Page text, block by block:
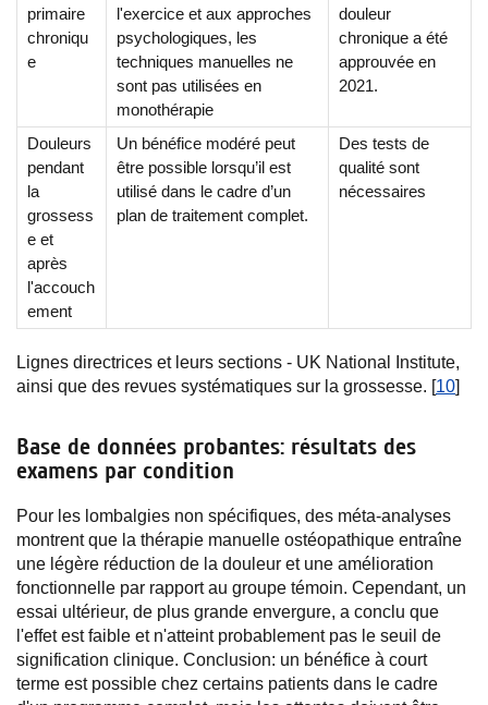
primaire
chroniqu
e
l'exercice et aux approches
psychologiques, les
techniques manuelles ne
sont pas utilisées en
monothérapie
douleur
chronique a été
approuvée en
2021.
Douleurs
pendant
la
grossess
e et
après
l'accouch
ement
Un bénéfice modéré peut
être possible lorsqu’il est
utilisé dans le cadre d’un
plan de traitement complet.
Des tests de
qualité sont
nécessaires
Lignes directrices et leurs sections - UK National Institute,
ainsi que des revues systématiques sur la grossesse. [10]
Base de données probantes: résultats des
examens par condition
Pour les lombalgies non spécifiques, des méta-analyses
montrent que la thérapie manuelle ostéopathique entraîne
une légère réduction de la douleur et une amélioration
fonctionnelle par rapport au groupe témoin. Cependant, un
essai ultérieur, de plus grande envergure, a conclu que
l'effet est faible et n'atteint probablement pas le seuil de
signification clinique. Conclusion: un bénéfice à court
terme est possible chez certains patients dans le cadre